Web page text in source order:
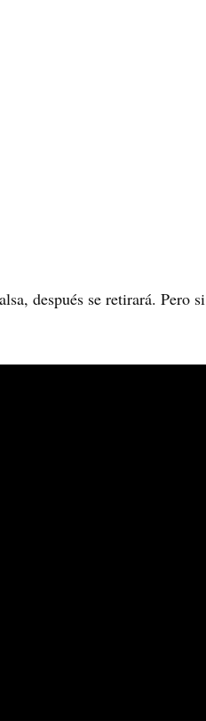
después se retirará. Pero si